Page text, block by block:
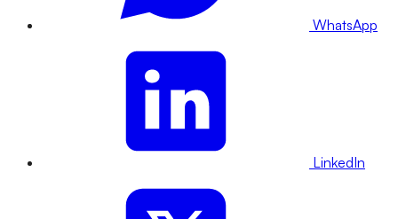
WhatsApp
LinkedIn